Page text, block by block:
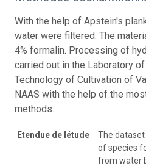
With the help of Apstein's
water were filtered. The
4% formalin. Processing of
carried out in the Laboratory
Technology of Cultivation of
NAAS with the help of the
methods.
Etendue de létude
The
of species
from water